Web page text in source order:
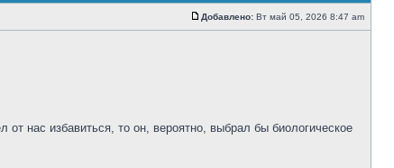
Добавлено: Вт май 05, 2026 8:47 am
нас избавиться, то он, вероятно, выбрал бы биологическое